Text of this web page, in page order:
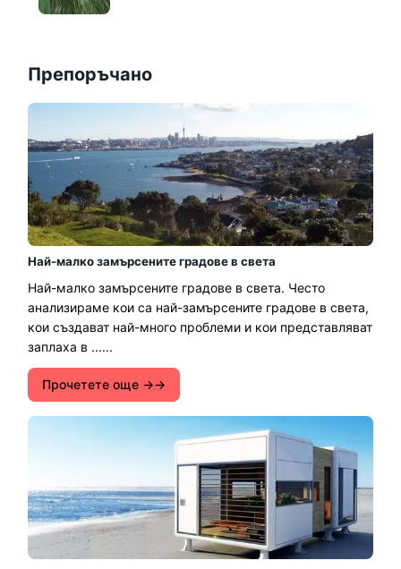
Препоръчано
Най-малко замърсените градове в света
Най-малко замърсените градове в света. Често
анализираме кои са най-замърсените градове в света,
кои създават най-много проблеми и кои представляват
заплаха в ......
Прочетете още →